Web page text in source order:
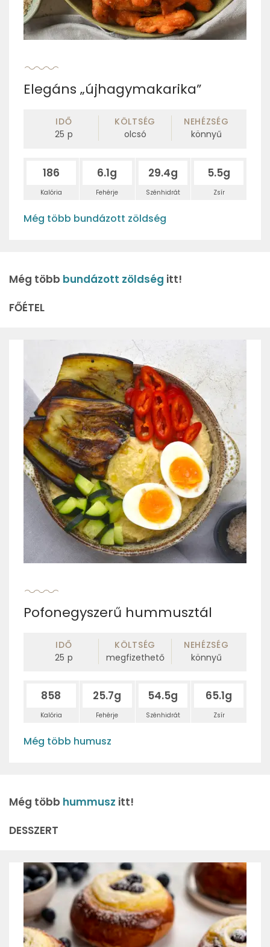
Elegáns „újhagymakarika”
IDŐ
25 p
KÖLTSÉG
olcsó
NEHÉZSÉG
könnyű
186
Kalória
6.1g
Fehérje
29.4g
Szénhidrát
5.5g
Zsír
Még több bundázott zöldség
Még több bundázott zöldség itt!
FŐÉTEL
Pofonegyszerű hummusztál
IDŐ
25 p
KÖLTSÉG
megfizethető
NEHÉZSÉG
könnyű
858
Kalória
25.7g
Fehérje
54.5g
Szénhidrát
65.1g
Zsír
Még több humusz
Még több hummusz itt!
DESSZERT